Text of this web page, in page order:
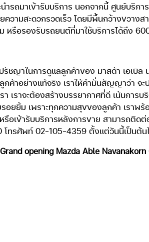
ถมาเข้ารับบริการ นอกจากนี้ ศูนย์บริก
วามสะดวกรวดเร็ว โดยมีพื้นกว้างขวา
รือรองรับรถยนต์ที่มาใช้บริการได้ถึง
ชญาในการดูแลลูกค้าของ มาสด้า เอเบิ
าอย่างแท้จริง เราให้คำมั่นสัญญาว่า จ
เราจะต้องสร้างบรรยากาศที่ดี เน้นการ
อยยิ้ม เพราะทุกความสุขของลูกค้า เราพ
เข้ารับบริการหลังการขาย สามารถติด
โทรศัพท์ 02-105-4359 ตั้งแต่วันนี้เป็นต้น
Grand opening Mazda Able Navanakorn